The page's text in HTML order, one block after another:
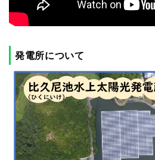
発電所について